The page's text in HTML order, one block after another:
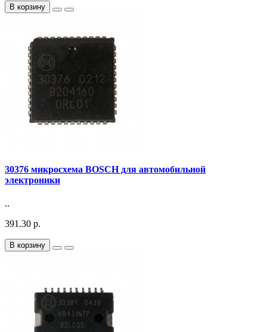
В корзину
30376 микросхема BOSCH для автомобильной
электроники
..
391.30 р.
В корзину